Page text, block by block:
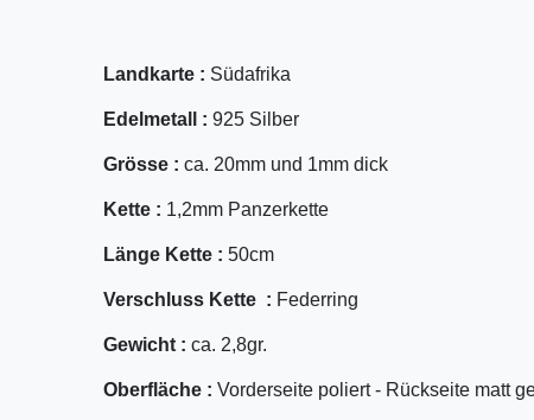
Landkarte : Südafrika
Edelmetall : 925 Silber
Grösse : ca. 20mm und 1mm dick
Kette : 1,2mm Panzerkette
Länge Kette : 50cm
Verschluss Kette : Federring
Gewicht : ca. 2,8gr.
Oberfläche : Vorderseite poliert - Rückseite matt